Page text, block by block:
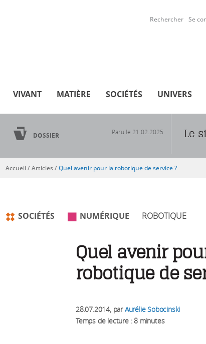
Rechercher Se
VIVANT MATIÈRE SOCIÉTÉS UNIVERS
DOSSIER Paru le 21.02.2025 Le
Vous êtes ici
Accueil/Articles/Quel avenir pour la robotique de service ?
SOCIÉTÉS NUMÉRIQUE ROBOTIQUE
Quel avenir
robotique de
28.07.2014, parAurélie Sobocinski
Temps de lecture : 8 minutes